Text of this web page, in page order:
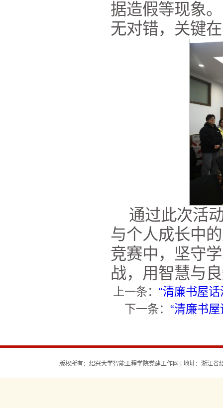
据造假等现象
无对错，关键
通过此次活
与个人成长中
竞赛中，坚守
战，用智慧与
上一条： “清廉书屋
下一条： “清廉书
版权所有：绍兴大学智能工程学院党建工作网 | 地址：浙江